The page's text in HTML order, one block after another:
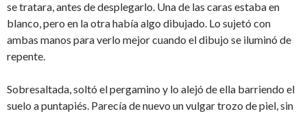
se tratara, antes de desplegarlo. Una de las caras estaba en
blanco, pero en la otra había algo dibujado. Lo sujetó con
ambas manos para verlo mejor cuando el dibujo se iluminó de
repente.
Sobresaltada, soltó el pergamino y lo alejó de ella barriendo el
suelo a puntapiés. Parecía de nuevo un vulgar trozo de piel, sin